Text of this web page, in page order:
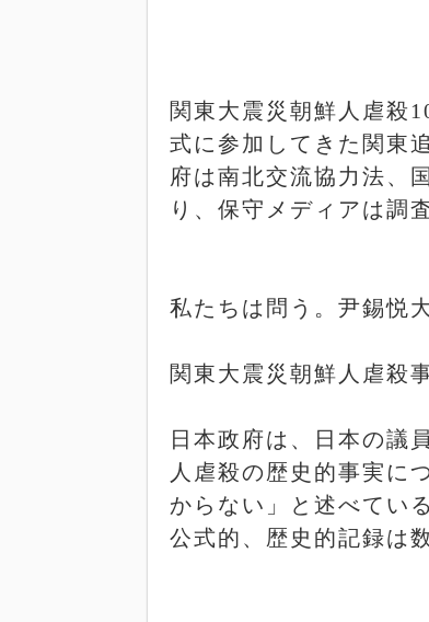
関東大震災朝鮮人虐殺
式に参加してきた関東
府は南北交流協力法、
り、保守メディアは調
私たちは問う。尹錫悦
関東大震災朝鮮人虐殺
日本政府は、日本の議
人虐殺の歴史的事実に
からない」と述べてい
公式的、歴史的記録は